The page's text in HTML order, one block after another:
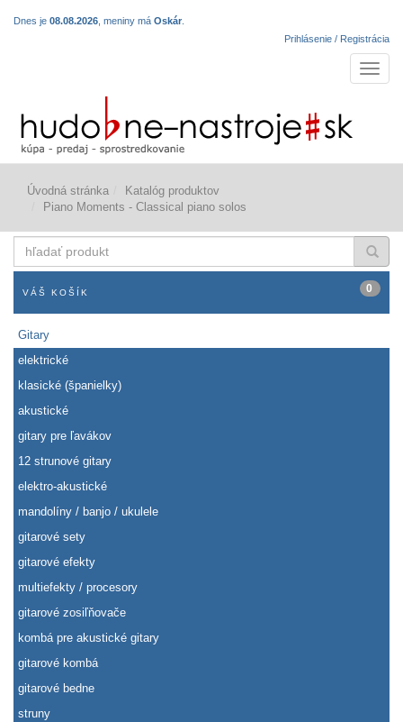
Dnes je 08.08.2026 , meniny má Oskár
Prihlásenie / Registrácia
Úvodná stránka
Katalóg produktov
Piano Moments - Classical piano solos
produkt
VÁŠ KOŠÍK 0
Gitary
elektrické
klasické (španielky)
akustické
gitary pre ľavákov
12 strunové gitary
elektro-akustické
mandolíny / banjo / ukulele
gitarové sety
gitarové efekty
multiefekty / procesory
gitarové zosiľňovače
kombá pre akustické gitary
gitarové kombá
gitarové bedne
struny